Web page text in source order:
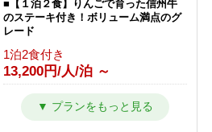
■【１泊２食】りんごで育った信州牛
のステーキ付き！ボリューム満点のグ
レード
1泊2食付き
13,200円/人/泊 ～
■【１泊夕食】早くからアクティブに
動きたい人にオススメの夕食付きプラ